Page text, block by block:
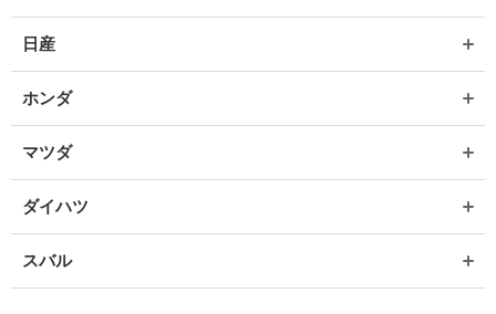
日産
ホンダ
マツダ
ダイハツ
スバル